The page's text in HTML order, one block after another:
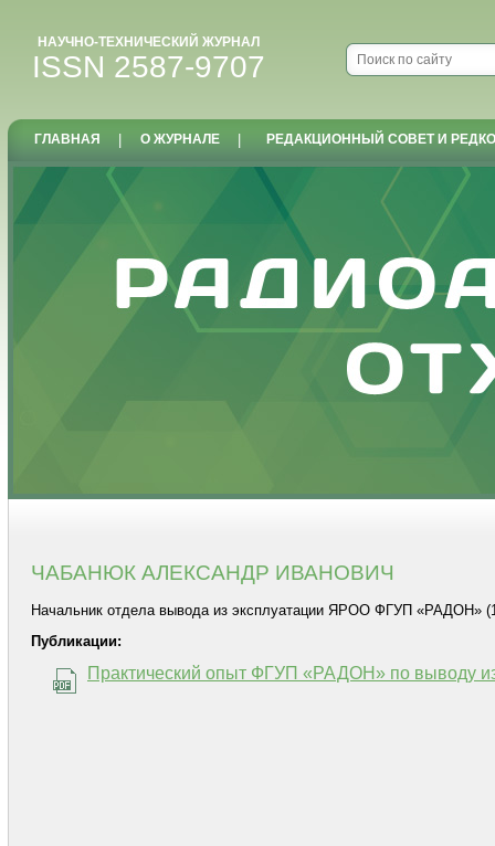
НАУЧНО-ТЕХНИЧЕСКИЙ ЖУРНАЛ
ISSN 2587-9707
ГЛАВНАЯ О ЖУРНАЛЕ РЕДАКЦИОННЫЙ СОВЕТ И
ЧАБАНЮК АЛЕКСАНДР ИВАНОВИЧ
Начальник отдела вывода из эксплуатации ЯРОО ФГУП «РАДОН»
Публикации:
Практический опыт ФГУП «РАДОН» по выводу